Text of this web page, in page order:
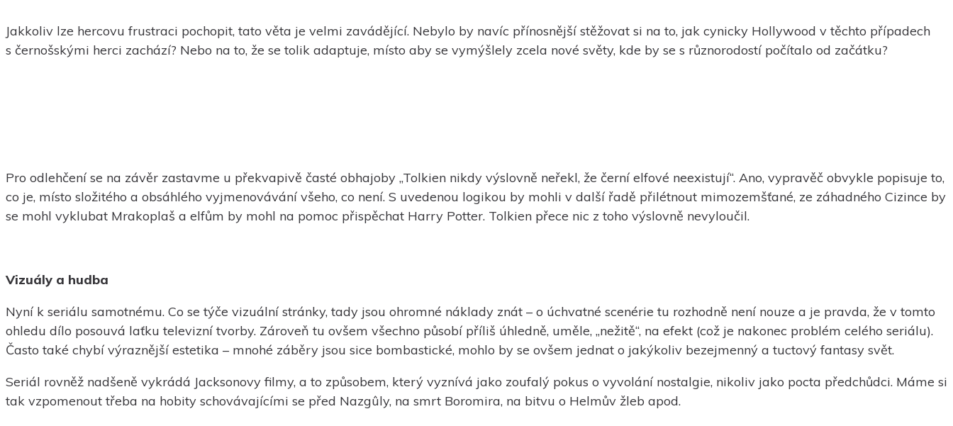
Jakkoliv lze hercovu frustraci pochopit, tato věta je velmi zavádějící. Nebylo by navíc přínosnější stěžovat si na to, jak cynicky Hollywood v těchto případech
s černošskými herci zachází? Nebo na to, že se tolik adaptuje, místo aby se vymýšlely zcela nové světy, kde by se s různorodostí počítalo od začátku?
Pro odlehčení se na závěr zastavme u překvapivě časté obhajoby „Tolkien nikdy výslovně neřekl, že černí elfové neexistují“. Ano, vypravěč obvykle popisuje to,
co je, místo složitého a obsáhlého vyjmenovávání všeho, co není. S uvedenou logikou by mohli v další řadě přilétnout mimozemšťané, ze záhadného Cizince by
se mohl vyklubat Mrakoplaš a elfům by mohl na pomoc přispěchat Harry Potter. Tolkien přece nic z toho výslovně nevyloučil.
Vizuály a hudba
Nyní k seriálu samotnému. Co se týče vizuální stránky, tady jsou ohromné náklady znát – o úchvatné scenérie tu rozhodně není nouze a je pravda, že v tomto
ohledu dílo posouvá laťku televizní tvorby. Zároveň tu ovšem všechno působí příliš úhledně, uměle, „nežitě“, na efekt (což je nakonec problém celého seriálu).
Často také chybí výraznější estetika – mnohé záběry jsou sice bombastické, mohlo by se ovšem jednat o jakýkoliv bezejmenný a tuctový fantasy svět.
Seriál rovněž nadšeně vykrádá Jacksonovy filmy, a to způsobem, který vyznívá jako zoufalý pokus o vyvolání nostalgie, nikoliv jako pocta předchůdci. Máme si
tak vzpomenout třeba na hobity schovávajícími se před Nazgûly, na smrt Boromira, na bitvu o Helmův žleb apod.